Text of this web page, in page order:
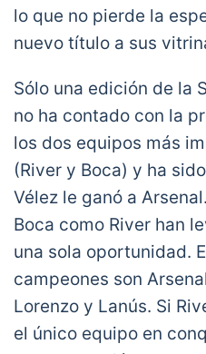
lo que no pierde la
nuevo título a sus
Sólo una edición de la
no ha contado con la
los dos equipos más
(River y Boca) y ha
Vélez le ganó a
Boca como River han
una sola oportunidad.
campeones son
Lorenzo y Lanús. Si
el único equipo en